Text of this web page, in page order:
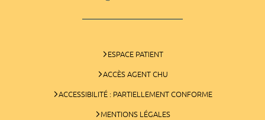
ESPACE PATIENT
ACCÈS AGENT CHU
ACCESSIBILITÉ : PARTIELLEMENT CONFORME
MENTIONS LÉGALES